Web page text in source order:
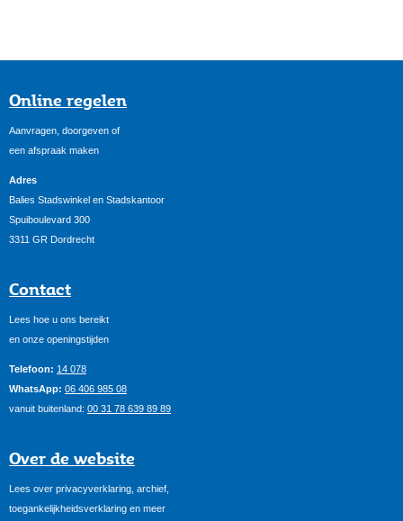
Online regelen
Aanvragen, doorgeven of
een afspraak maken
Adres
Balies Stadswinkel en Stadskantoor
Spuiboulevard 300
3311 GR Dordrecht
Contact
Lees hoe u ons bereikt
en onze openingstijden
Telefoon: 14 078
WhatsApp: 06 406 985 08
vanuit buitenland: 00 31 78 639 89 89
Over de website
Lees over privacyverklaring, archief,
toegankelijkheidsverklaring en meer